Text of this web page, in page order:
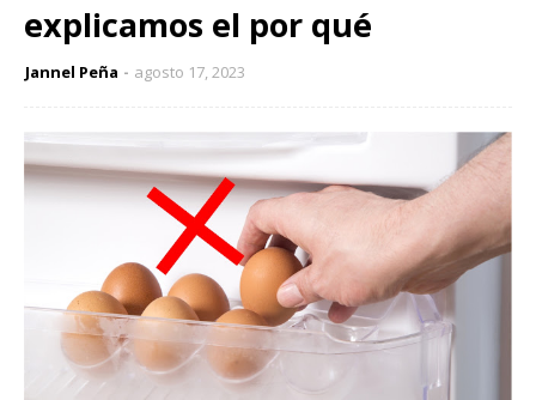
explicamos el por qué
Jannel Peña agosto 17, 2023